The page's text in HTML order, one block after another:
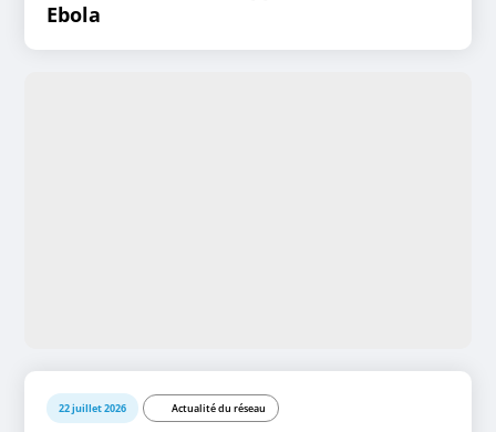
Ebola
22 juillet 2026 Actualité du réseau